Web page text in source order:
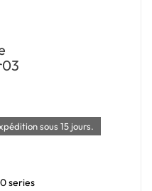
sous 15 jours.
series